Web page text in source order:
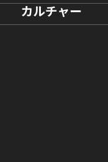
カルチャー